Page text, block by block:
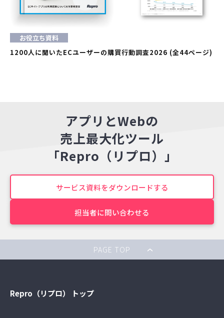
お役立ち資料
1200人に聞いたECユーザーの購買行動調査2026 (全44ページ)
アプリとWebの
売上最大化ツール
「Repro（リプロ）」
サービス資料をダウンロードする
担当者に問い合わせる
PAGE TOP
Repro（リプロ） トップ